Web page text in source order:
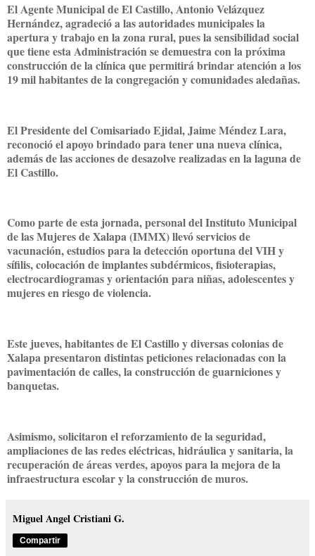
El Agente Municipal de El Castillo, Antonio Velázquez
Hernández, agradeció a las autoridades municipales la
apertura y trabajo en la zona rural, pues la sensibilidad social
que tiene esta Administración se demuestra con la próxima
construcción de la clínica que permitirá brindar atención a los
19 mil habitantes de la congregación y comunidades aledañas.
El Presidente del Comisariado Ejidal, Jaime Méndez Lara,
reconoció el apoyo brindado para tener una nueva clínica,
además de las acciones de desazolve realizadas en la laguna de
El Castillo.
Como parte de esta jornada, personal del Instituto Municipal
de las Mujeres de Xalapa (IMMX) llevó servicios de
vacunación, estudios para la detección oportuna del VIH y
sífilis, colocación de implantes subdérmicos, fisioterapias,
electrocardiogramas y orientación para niñas, adolescentes y
mujeres en riesgo de violencia.
Este jueves, habitantes de El Castillo y diversas colonias de
Xalapa presentaron distintas peticiones relacionadas con la
pavimentación de calles, la construcción de guarniciones y
banquetas.
Asimismo, solicitaron el reforzamiento de la seguridad,
ampliaciones de las redes eléctricas, hidráulica y sanitaria, la
recuperación de áreas verdes, apoyos para la mejora de la
infraestructura escolar y la construcción de muros.
Miguel Angel Cristiani G.
Compartir